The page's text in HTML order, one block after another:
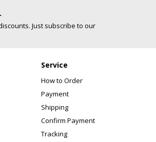
Just subscribe to our
Service
How to Order
Payment
Shipping
Confirm Payment
Tracking